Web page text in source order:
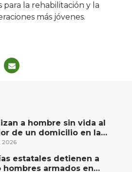
la rehabilitación y la
más jóvenes.
a hombre sin vida al
de un domicilio en la
El Rodeo, San Juan del
2026
estatales detienen a
hombres armados en